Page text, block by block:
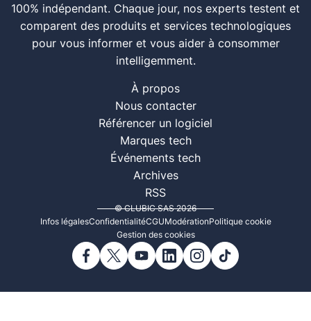
100% indépendant. Chaque jour, nos experts testent et
comparent des produits et services technologiques
pour vous informer et vous aider à consommer
intelligemment.
À propos
Nous contacter
Référencer un logiciel
Marques tech
Événements tech
Archives
RSS
© CLUBIC SAS 2026
Infos légalesConfidentialitéCGUModérationPolitique cookie
Gestion des cookies